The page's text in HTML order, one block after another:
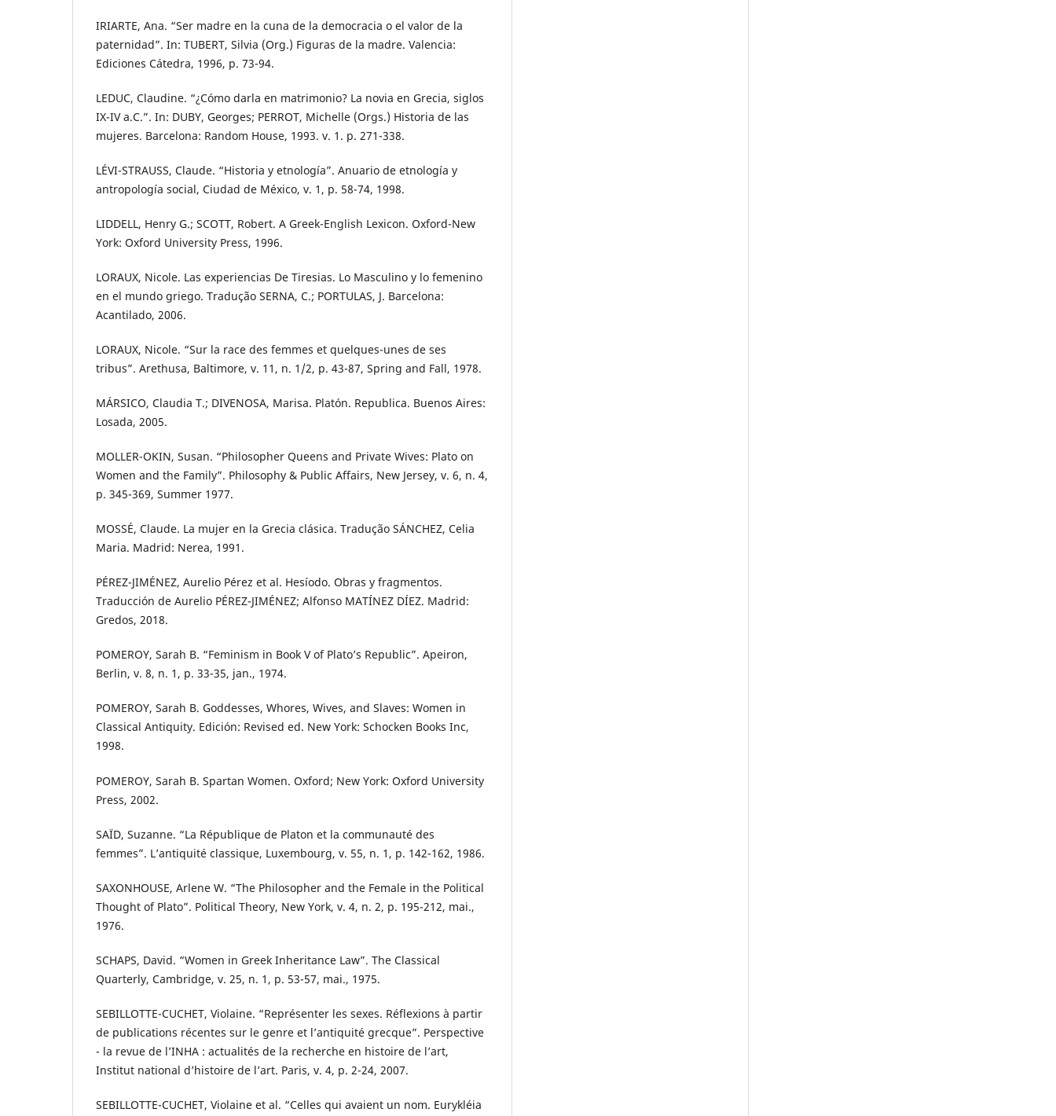
IRIARTE, Ana. “Ser madre en la cuna de la democracia o el valor de la
paternidad”. In: TUBERT, Silvia (Org.) Figuras de la madre. Valencia:
Ediciones Cátedra, 1996, p. 73-94.
LEDUC, Claudine. “¿Cómo darla en matrimonio? La novia en Grecia, siglos
IX-IV a.C.”. In: DUBY, Georges; PERROT, Michelle (Orgs.) Historia de las
mujeres. Barcelona: Random House, 1993. v. 1. p. 271-338.
LÉVI-STRAUSS, Claude. “Historia y etnología”. Anuario de etnología y
antropología social, Ciudad de México, v. 1, p. 58-74, 1998.
LIDDELL, Henry G.; SCOTT, Robert. A Greek-English Lexicon. Oxford-New
York: Oxford University Press, 1996.
LORAUX, Nicole. Las experiencias De Tiresias. Lo Masculino y lo femenino
en el mundo griego. Tradução SERNA, C.; PORTULAS, J. Barcelona:
Acantilado, 2006.
LORAUX, Nicole. “Sur la race des femmes et quelques-unes de ses
tribus”. Arethusa, Baltimore, v. 11, n. 1/2, p. 43-87, Spring and Fall, 1978.
MÁRSICO, Claudia T.; DIVENOSA, Marisa. Platón. Republica. Buenos Aires:
Losada, 2005.
MOLLER-OKIN, Susan. “Philosopher Queens and Private Wives: Plato on
Women and the Family”. Philosophy & Public Affairs, New Jersey, v. 6, n. 4,
p. 345-369, Summer 1977.
MOSSÉ, Claude. La mujer en la Grecia clásica. Tradução SÁNCHEZ, Celia
Maria. Madrid: Nerea, 1991.
PÉREZ-JIMÉNEZ, Aurelio Pérez et al. Hesíodo. Obras y fragmentos.
Traducción de Aurelio PÉREZ-JIMÉNEZ; Alfonso MATÍNEZ DÍEZ. Madrid:
Gredos, 2018.
POMEROY, Sarah B. “Feminism in Book V of Plato’s Republic”. Apeiron,
Berlin, v. 8, n. 1, p. 33-35, jan., 1974.
POMEROY, Sarah B. Goddesses, Whores, Wives, and Slaves: Women in
Classical Antiquity. Edición: Revised ed. New York: Schocken Books Inc,
1998.
POMEROY, Sarah B. Spartan Women. Oxford; New York: Oxford University
Press, 2002.
SAÏD, Suzanne. “La République de Platon et la communauté des
femmes”. L’antiquité classique, Luxembourg, v. 55, n. 1, p. 142-162, 1986.
SAXONHOUSE, Arlene W. “The Philosopher and the Female in the Political
Thought of Plato”. Political Theory, New York, v. 4, n. 2, p. 195-212, mai.,
1976.
SCHAPS, David. “Women in Greek Inheritance Law”. The Classical
Quarterly, Cambridge, v. 25, n. 1, p. 53-57, mai., 1975.
SEBILLOTTE-CUCHET, Violaine. “Représenter les sexes. Réflexions à partir
de publications récentes sur le genre et l’antiquité grecque”. Perspective
- la revue de l’INHA : actualités de la recherche en histoire de l’art,
Institut national d’histoire de l’art. Paris, v. 4, p. 2-24, 2007.
SEBILLOTTE-CUCHET, Violaine et al. “Celles qui avaient un nom. Eurykléia